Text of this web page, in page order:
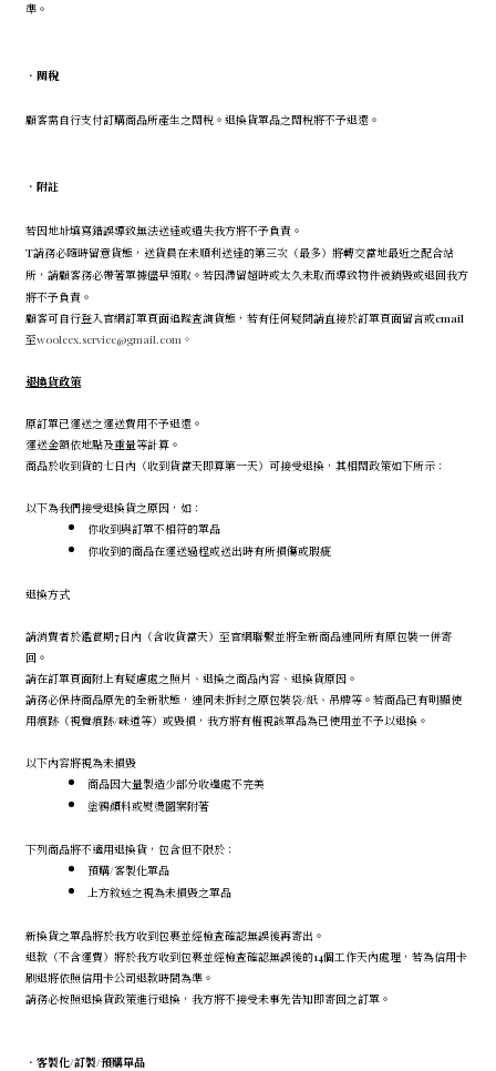
準。
． 關稅
顧客需自行支付訂購商品所產生之關稅。退換貨單品之關稅將不予退還。
． 附註
若因地址填寫錯誤導致無法送達或遺失我方將不予負責。
T請務必隨時留意貨態，送貨員在未順利送達的第三次（最多）將轉交當地最近之配合站
所，請顧客務必帶著單據儘早領取。若因滯留超時或太久未取而導致物件被銷毀或退回我方
將不予負責。
顧客可自行登入官網訂單頁面追蹤查詢貨態，若有任何疑問請直接於訂單頁面留言或email
至wooleex.service@gmail.com。
退換貨政策
原訂單已運送之運送費用不予退還。
運送金額依地點及重量等計算。
商品於收到貨的七日內（收到貨當天即算第一天）可接受退換，其相關政策如下所示：
以下為我們接受退換貨之原因，如：
你收到與訂單不相符的單品
你收到的商品在運送過程或送出時有所損傷或瑕疵
退換方式
請消費者於鑑賞期7日內（含收貨當天）至官網聯繫並將全新商品連同所有原包裝一併寄
回。
請在訂單頁面附上有疑慮處之照片、退換之商品內容、退換貨原因。
請務必保持商品原先的全新狀態，連同未拆封之原包裝袋/紙、吊牌等。若商品已有明顯使
用痕跡（視覺痕跡/味道等）或毀損，我方將有權視該單品為已使用並不予以退換。
以下內容將視為未損毀
商品因大量製造少部分收邊處不完美
塗鴉顏料或熨燙圖案附著
下列商品將不適用退換貨，包含但不限於：
預購/客製化單品
上方敘述之視為未損毀之單品
新換貨之單品將於我方收到包裹並經檢查確認無誤後再寄出。
退款（不含運費）將於我方收到包裹並經檢查確認無誤後的14個工作天內處理，若為信用卡
刷退將依照信用卡公司退款時間為準。
請務必按照退換貨政策進行退換，我方將不接受未事先告知即寄回之訂單。
． 客製化/訂製/預購單品